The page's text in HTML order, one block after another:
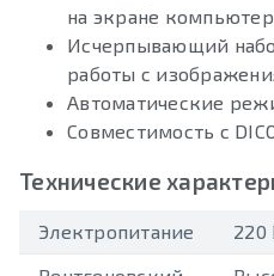
на экране
Исчерпывающий
работы с
Автоматические
Совместимость с
Технические
Электропитание
220